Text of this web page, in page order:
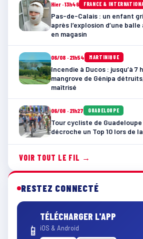
Hier · 13h46 FRANCE &
Pas-de-Calais : un enfant
après l’explosion d’une
en magasin
06/08 · 21h54 MARTINIQUE
Incendie à Ducos : jusqu’à 7
mangrove de Génipa
maîtrisé
06/08 · 21h27 GUADELOUPE
Tour cycliste de
décroche un Top 10 lors de
VOIR TOUT LE FIL →
RESTEZ CONNECTÉ
📱
TÉLÉCHARGER L'APP
iOS & Android